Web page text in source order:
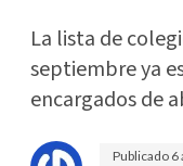
La lista de
septiembre ya
encargados de
Publicado 6